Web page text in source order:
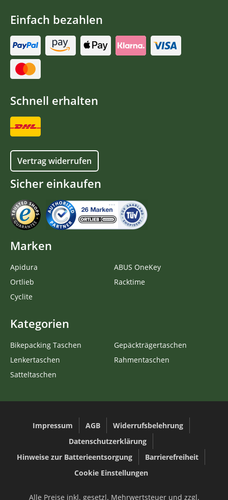
Einfach bezahlen
Schnell erhalten
Vertrag widerrufen
Sicher einkaufen
Marken
Apidura
Ortlieb
Cyclite
ABUS OneKey
Racktime
Kategorien
Bikepacking Taschen
Lenkertaschen
Satteltaschen
Gepäckträgertaschen
Rahmentaschen
Impressum AGB
Widerrufsbelehrung
Datenschutzerklärung
Hinweise zur Batterieentsorgung
Barrierefreiheit
Cookie Einstellungen
Alle Preise inkl. gesetzl. Mehrwertsteuer und zzgl.